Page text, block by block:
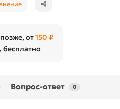
от150 ₽
бесплатно
Вопрос-ответ 0